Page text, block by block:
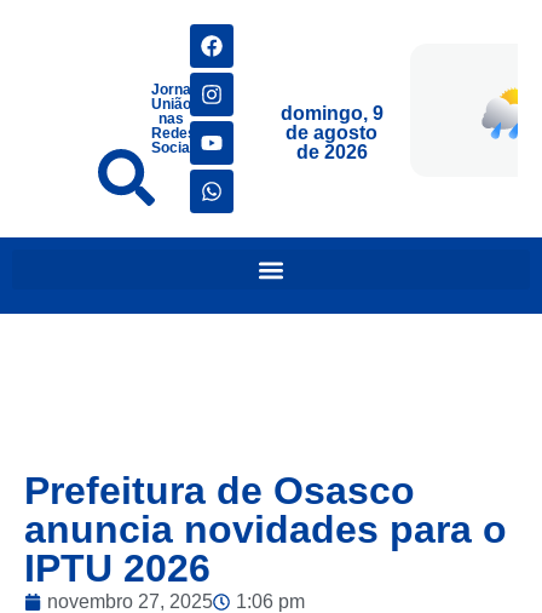
Jornais
União
nas
Redes
Sociais
domingo, 9
de agosto
de 2026
Prefeitura de Osasco
anuncia novidades para o
IPTU 2026
novembro 27, 2025 1:06 pm